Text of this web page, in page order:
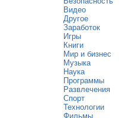
Видео
Другое
Заработок
Игры
Книги
Мир и бизнес
Музыка
Наука
Программы
Развлечения
Спорт
Технологии
Фильмы